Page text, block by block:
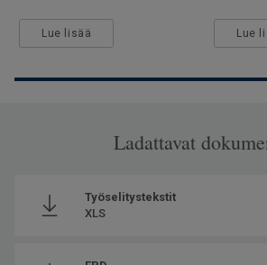
Lue lisää Lue
Ladattavat
Työselitystekstit
XLS